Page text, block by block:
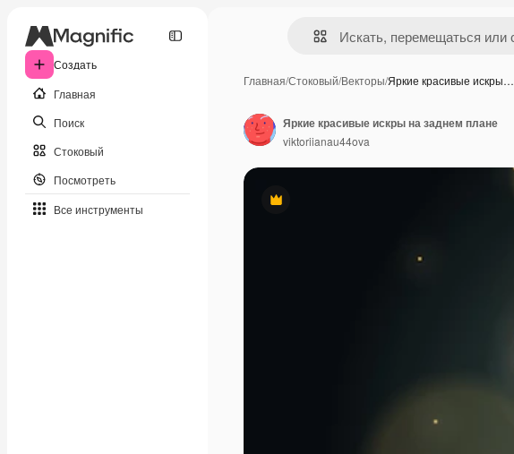
Создать
Главная
Поиск
Стоковый
Посмотреть
Все инструменты
Главная/Стоковый/Векторы/Яркие красивые искры…
Премиум
Яркие красивые искры на заднем плане
viktoriianau44ova